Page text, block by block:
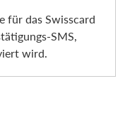
für das Swisscard
SMS,
wird.